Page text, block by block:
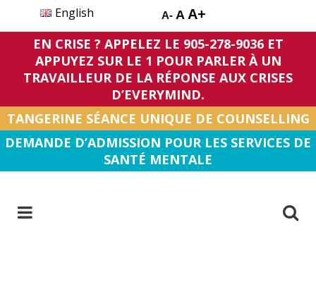
English A- A A+
EN CRISE ? APPELEZ LE 905-278-9036 ET
APPUYEZ SUR LE 1 POUR PARLER À UN
TRAVAILLEUR DE LA RÉPONSE AUX CRISES
D’EVERYMIND.
TANGERINE SÉANCE UNIQUE DE COUNSELLING
DEMANDE D’ADMISSION POUR LES SERVICES DE
SANTÉ MENTALE